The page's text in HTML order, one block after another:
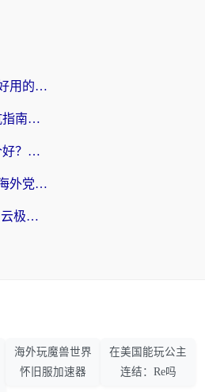
海外党必看：如何选大陆好用的vpn？一篇解决你的回国访问难题
海外党Steam回国加速避坑指南：从延迟卡顿到无缝畅玩，我踩过的坑和最优解
Malus好用吗？和银河哪个好？海外党选回国加速器的避坑指南（附乌克兰玩国内游戏实测）
穿梭和极闪回国好用吗？海外党亲测4款加速器+1个隐藏宝藏
海外党必看：Quickback和云极好用吗？3招教你选对回国加速器（附PC端VPN实测对比）
海外玩魔兽世界
怀旧服加速器
在美国能玩公主
连结：Re吗